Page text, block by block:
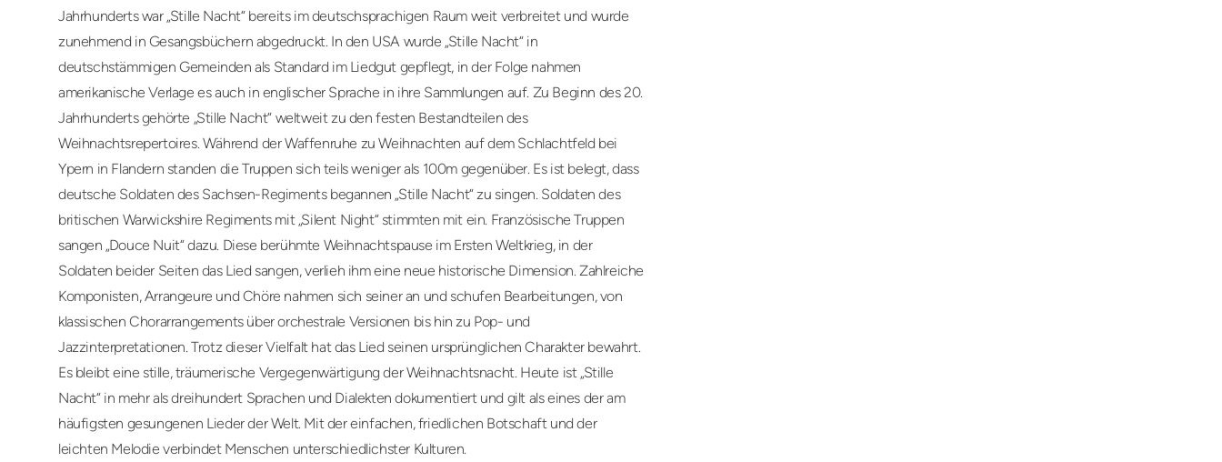
Jahrhunderts war „Stille Nacht“ bereits im deutschsprachigen Raum weit verbreitet und wurde
zunehmend in Gesangsbüchern abgedruckt. In den USA wurde „Stille Nacht“ in
deutschstämmigen Gemeinden als Standard im Liedgut gepflegt, in der Folge nahmen
amerikanische Verlage es auch in englischer Sprache in ihre Sammlungen auf. Zu Beginn des 20.
Jahrhunderts gehörte „Stille Nacht“ weltweit zu den festen Bestandteilen des
Weihnachtsrepertoires. Während der Waffenruhe zu Weihnachten auf dem Schlachtfeld bei
Ypern in Flandern standen die Truppen sich teils weniger als 100m gegenüber. Es ist belegt, dass
deutsche Soldaten des Sachsen-Regiments begannen „Stille Nacht“ zu singen. Soldaten des
britischen Warwickshire Regiments mit „Silent Night“ stimmten mit ein. Französische Truppen
sangen „Douce Nuit“ dazu. Diese berühmte Weihnachtspause im Ersten Weltkrieg, in der
Soldaten beider Seiten das Lied sangen, verlieh ihm eine neue historische Dimension. Zahlreiche
Komponisten, Arrangeure und Chöre nahmen sich seiner an und schufen Bearbeitungen, von
klassischen Chorarrangements über orchestrale Versionen bis hin zu Pop- und
Jazzinterpretationen. Trotz dieser Vielfalt hat das Lied seinen ursprünglichen Charakter bewahrt.
Es bleibt eine stille, träumerische Vergegenwärtigung der Weihnachtsnacht. Heute ist „Stille
Nacht“ in mehr als dreihundert Sprachen und Dialekten dokumentiert und gilt als eines der am
häufigsten gesungenen Lieder der Welt. Mit der einfachen, friedlichen Botschaft und der
leichten Melodie verbindet Menschen unterschiedlichster Kulturen.